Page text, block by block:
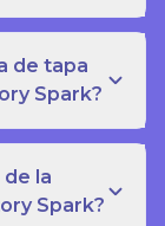
de tapa
Spark?
la
Spark?